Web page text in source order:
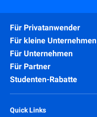
Für Privatanwender
Für kleine Unternehmen
Für Unternehmen
Für Partner
Studenten-Rabatte
Quick Links